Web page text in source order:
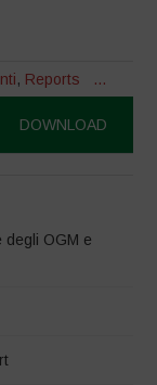
, Reports ...
DOWNLOAD
degli OGM e